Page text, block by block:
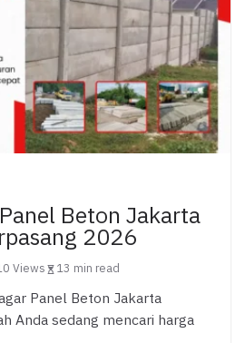
Beton Jakarta
2026
Views 13 min read
Panel Beton Jakarta
Anda sedang mencari harga